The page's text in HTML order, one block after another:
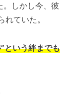
。しかし今、彼
ていた。
という絆までも